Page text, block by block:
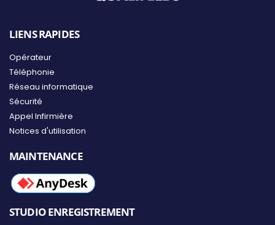
LIENS RAPIDES
Opérateur
Téléphonie
Réseau informatique
Sécurité
Appel Infirmière
Notices d'utilisation
MAINTENANCE
STUDIO ENREGISTREMENT